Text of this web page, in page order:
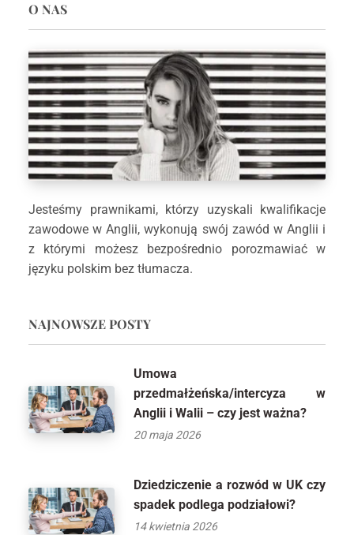
O NAS
Jesteśmy prawnikami, którzy uzyskali kwalifikacje
zawodowe w Anglii, wykonują swój zawód w Anglii i
z którymi możesz bezpośrednio porozmawiać w
języku polskim bez tłumacza.
NAJNOWSZE POSTY
Umowa
przedmałżeńska/intercyza w
Anglii i Walii – czy jest ważna?
20 maja 2026
Dziedziczenie a rozwód w UK czy
spadek podlega podziałowi?
14 kwietnia 2026